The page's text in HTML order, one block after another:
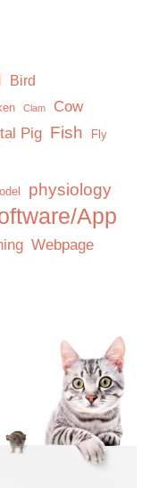
Bird
Clam Cow
Pig Fish Fly
physiology
App
Webpage